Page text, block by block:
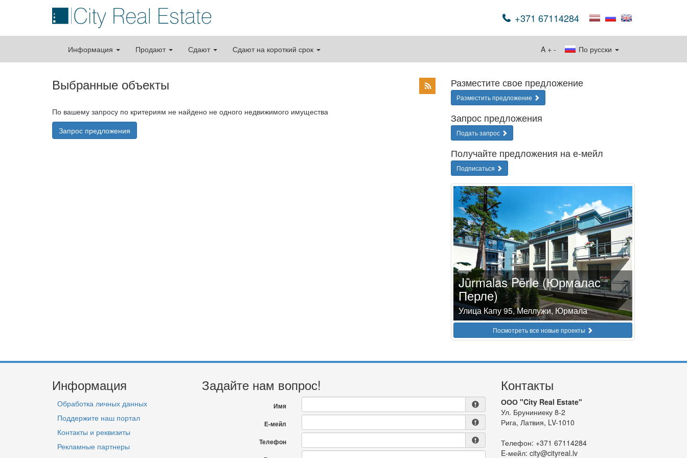
+371 67114284
Информация Продают Сдают Сдают на короткий срок По русски
A + -
Выбранные объекты
По вашему запросу по критериям не найдено не одного недвижимого имущества
Запрос предложения
Разместите свое предложение
Разместить предложение
Запрос предложения
Подать запрос
Получайте предложения на е-мейл
Подписаться
Jūrmalas Pērle (Юрмалас
Перле)
Улица Капу 95, Меллужи, Юрмала
Посмотреть все новые проекты
Информация
Обработка личных данных
Поддержите наш портал
Контакты и реквизиты
Рекламные партнеры
Задайте нам вопрос!
Имя
Е-мейл
Телефон
Контакты
ООО "City Real Estate"
Ул. Бруниниеку 8-2
Рига, Латвия, LV-1010
Телефон: +371 67114284
E-мейл: city@cityreal.lv